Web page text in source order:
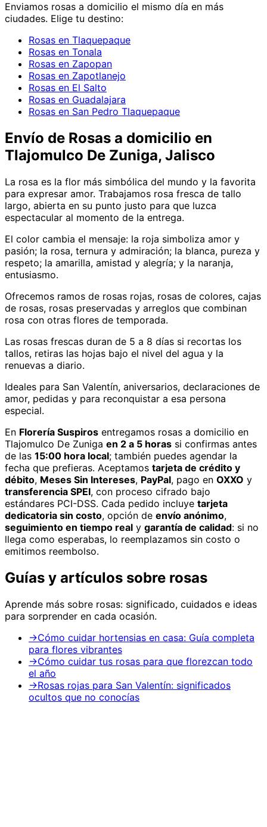
Enviamos rosas a domicilio el mismo día en más
ciudades. Elige tu destino:
Rosas en Tlaquepaque
Rosas en Tonala
Rosas en Zapopan
Rosas en Zapotlanejo
Rosas en El Salto
Rosas en Guadalajara
Rosas en San Pedro Tlaquepaque
Envío de Rosas a domicilio en
Tlajomulco De Zuniga, Jalisco
La rosa es la flor más simbólica del mundo y la favorita
para expresar amor. Trabajamos rosa fresca de tallo
largo, abierta en su punto justo para que luzca
espectacular al momento de la entrega.
El color cambia el mensaje: la roja simboliza amor y
pasión; la rosa, ternura y admiración; la blanca, pureza y
respeto; la amarilla, amistad y alegría; y la naranja,
entusiasmo.
Ofrecemos ramos de rosas rojas, rosas de colores, cajas
de rosas, rosas preservadas y arreglos que combinan
rosa con otras flores de temporada.
Las rosas frescas duran de 5 a 8 días si recortas los
tallos, retiras las hojas bajo el nivel del agua y la
renuevas a diario.
Ideales para San Valentín, aniversarios, declaraciones de
amor, pedidas y para reconquistar a esa persona
especial.
En Florería Suspiros entregamos rosas a domicilio en
Tlajomulco De Zuniga en 2 a 5 horas si confirmas antes
de las 15:00 hora local; también puedes agendar la
fecha que prefieras. Aceptamos tarjeta de crédito y
débito, Meses Sin Intereses, PayPal, pago en OXXO y
transferencia SPEI, con proceso cifrado bajo
estándares PCI-DSS. Cada pedido incluye tarjeta
dedicatoria sin costo, opción de envío anónimo,
seguimiento en tiempo real y garantía de calidad: si no
llega como esperabas, lo reemplazamos sin costo o
emitimos reembolso.
Guías y artículos sobre rosas
Aprende más sobre rosas: significado, cuidados e ideas
para sorprender en cada ocasión.
→Cómo cuidar hortensias en casa: Guía completa
para flores vibrantes
→Cómo cuidar tus rosas para que florezcan todo
el año
→Rosas rojas para San Valentín: significados
ocultos que no conocías